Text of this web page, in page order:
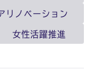
リノベーション
女性活躍推進